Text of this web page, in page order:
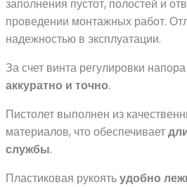
заполнения пустот, полостей и
проведении монтажных работ.
надежностью в эксплуатации.
За счет винта регулировки
аккуратно и точно.
Пистолет выполнен из
материалов, что обеспечивает
службы.
Пластиковая рукоятьудобно